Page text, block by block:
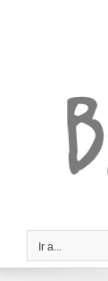
Ir a...